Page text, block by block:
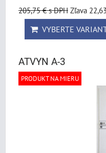
205,75 €s DPH Zľava
VYBERTE
ATVYN A-3
PRODUKT NA MIERU